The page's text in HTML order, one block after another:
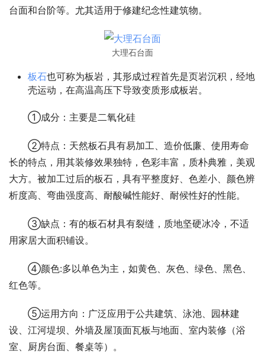
台面和台阶等。尤其适用于修建纪念性建筑物。
大理石台面
板石也可称为板岩，其形成过程首先是页岩沉积，经地
壳运动，在高温高压下导致变质形成板岩。
①成分：主要是二氧化硅
②特点：天然板石具有易加工、造价低廉、使用寿命
长的特点，用其装修效果独特，色彩丰富，质朴典雅，美观
大方。被加工过后的板石，具有平整度好、色差小、颜色辨
析度高、弯曲强度高、耐酸碱性能好、耐候性好的性能。
③缺点：有的板石材具有裂缝，质地坚硬冰冷，不适
用家居大面积铺设。
④颜色:多以单色为主，如黄色、灰色、绿色、黑色、
红色等。
⑤运用方向：广泛应用于公共建筑、泳池、园林建
设、江河堤坝、外墙及屋顶面瓦板与地面、室内装修（浴
室、厨房台面、餐桌等）。